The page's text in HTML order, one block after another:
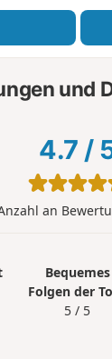
und
4.7 /
an
Bequemes
Folgen der
5 / 5